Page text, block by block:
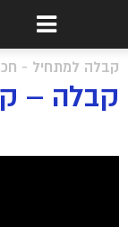
קבלה למתחיל -
קבלה –